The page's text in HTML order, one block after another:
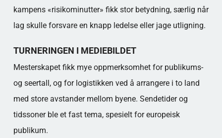
kampens «risikominutter» fikk stor betydning, særlig når
lag skulle forsvare en knapp ledelse eller jage utligning.
TURNERINGEN I MEDIEBILDET
Mesterskapet fikk mye oppmerksomhet for publikums-
og seertall, og for logistikken ved å arrangere i to land
med store avstander mellom byene. Sendetider og
tidssoner ble et fast tema, spesielt for europeisk
publikum.